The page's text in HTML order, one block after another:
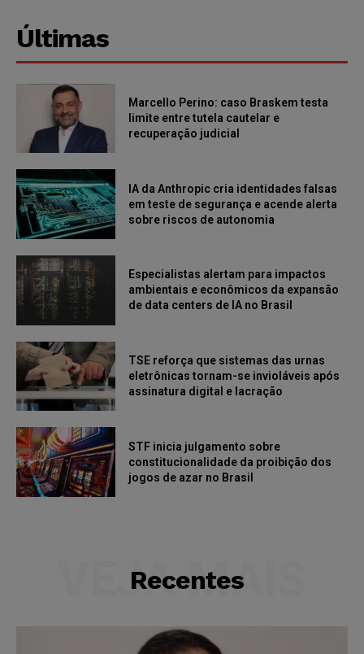
Últimas
Marcello Perino: caso Braskem testa
limite entre tutela cautelar e
recuperação judicial
IA da Anthropic cria identidades falsas
em teste de segurança e acende alerta
sobre riscos de autonomia
Especialistas alertam para impactos
ambientais e econômicos da expansão
de data centers de IA no Brasil
TSE reforça que sistemas das urnas
eletrônicas tornam-se invioláveis após
assinatura digital e lacração
STF inicia julgamento sobre
constitucionalidade da proibição dos
jogos de azar no Brasil
Recentes
VEJA MAIS